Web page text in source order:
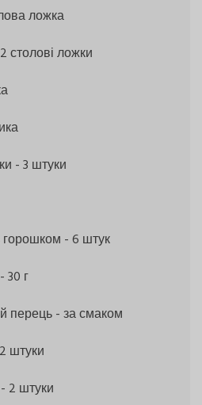
ложка
столові ложки
- 3 штуки
- 6 штук
- 30 г
перець- за смаком
штуки
- 2 штуки